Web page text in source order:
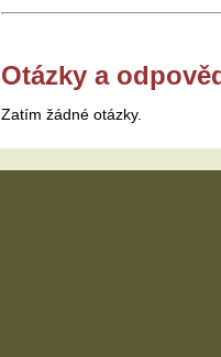
Otázky a
Zatím žádné otázky.